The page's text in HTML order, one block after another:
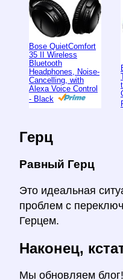
Bose QuietComfort
35 II Wireless
Bluetooth
Headphones, Noise-
Cancelling, with
Alexa Voice Control
- Black
Герц
Равный Герц
Это идеальная
проблем с
Герцем.
Наконец,
Мы обновляем